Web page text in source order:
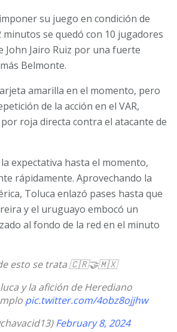
su juego en condición de
minutos se quedó con 10 jugadores
John Jairo Ruiz por una fuerte
Belmonte.
amarilla en el momento, pero
de la acción en el VAR,
roja directa contra el atacante de
expectativa hasta el momento,
rápidamente. Aprovechando la
Toluca enlazó pases hasta que
y el uruguayo embocó un
al fondo de la red en el minuto
esto se trata 🇨🇷🤝🇲🇽
y la afición de Herediano
pic.twitter.com/4obz8ojjhw
February 8, 2024